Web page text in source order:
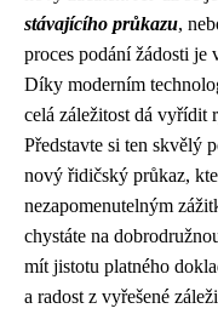
stávajícího průkazu,
proces podání žádosti je
Díky moderním
celá záležitost dá vyřídit
Představte si ten skvělý
nový řidičský průkaz,
nezapomenutelným
chystáte na
mít jistotu platného
a radost z vyřešené